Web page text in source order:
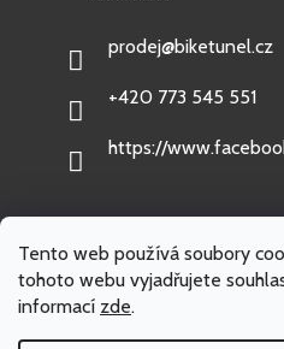
Tento web používá soubory
tohoto webu vyjadřujete
informací zde.
prodej@biketunel.cz
+420 773 545 551
https://